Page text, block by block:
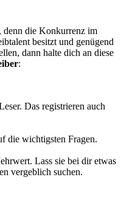
denn die Konkurrenz im
besitzt und genügend
dann halte dich an diese
:
Das registrieren auch
die wichtigsten Fragen.
Lass sie bei dir etwas
vergeblich suchen.